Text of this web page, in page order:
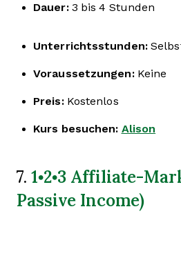
Dauer:3 bis 4 Stunden
Unterrichtsstunden:
Voraussetzungen:Keine
Preis:Kostenlos
Kurs besuchen: Alison
7. 1•2•3 Affiliate-
Passive Income)